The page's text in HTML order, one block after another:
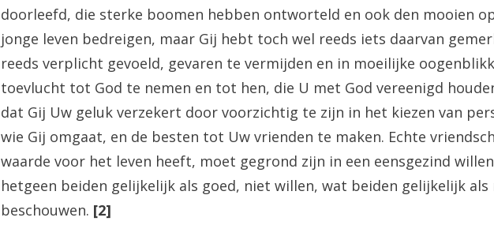
doorleefd, die sterke boomen hebben ontworteld en ook den mooien
jonge leven bedreigen, maar Gij hebt toch wel reeds iets daarvan
reeds verplicht gevoeld, gevaren te vermijden en in moeilijke
toevlucht tot God te nemen en tot hen, die U met God vereenigd
dat Gij Uw geluk verzekert door voorzichtig te zijn in het kiezen van
wie Gij omgaat, en de besten tot Uw vrienden te maken. Echte
waarde voor het leven heeft, moet gegrond zijn in een eensgezind
hetgeen beiden gelijkelijk als goed, niet willen, wat beiden gelijkelijk als
beschouwen. [2]